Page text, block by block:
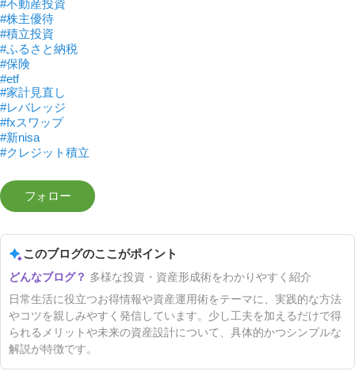
#不動産投資
#株主優待
#積立投資
#ふるさと納税
#保険
#etf
#家計見直し
#レバレッジ
#fxスワップ
#新nisa
#クレジット積立
このブログのここがポイント
多様な投資・資産形成術をわかりやすく紹介
日常生活に役立つお得情報や資産運用術をテーマに、実践的な方法
やコツを親しみやすく発信しています。少し工夫を加えるだけで得
られるメリットや未来の資産設計について、具体的かつシンプルな
解説が特徴です。